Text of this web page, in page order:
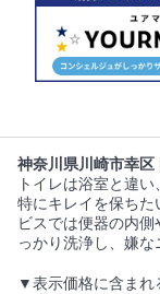
神奈川県川崎市幸区
トイレは浴室と違
特にキレイを保ちた
ビスでは便器の内
っかり洗浄し、嫌な
▼表示価格に含まれ